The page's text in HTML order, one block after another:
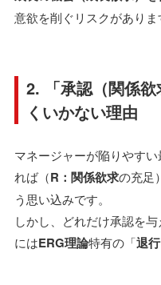
意欲を削ぐリスクがありま
2. 「承認（関係
くいかない理由
マネージャーが陥りやす
れば（R：関係欲求の充足
う思い込みです。
しかし、どれだけ承認を
にはERG理論特有の「退行